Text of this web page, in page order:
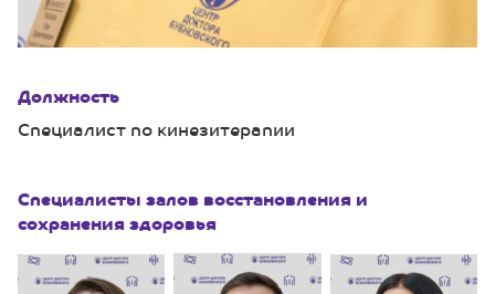
Должность
Специалист по кинезитерапии
Специалисты залов восстановления и
сохранения здоровья